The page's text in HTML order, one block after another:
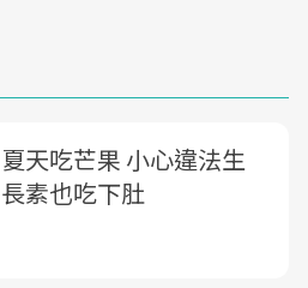
夏天吃芒果 小心違法生
長素也吃下肚